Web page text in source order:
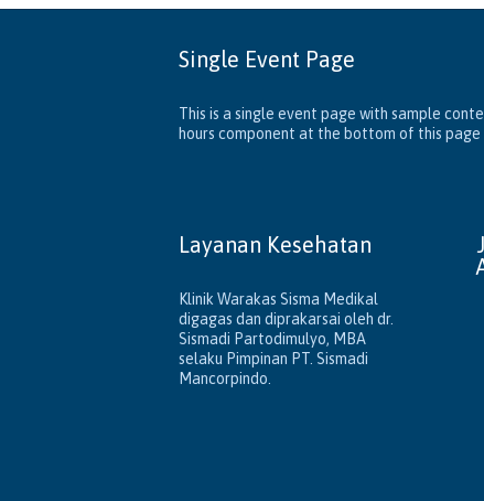
Single Event Page
This is a single event page with sample
hours component at the bottom of this
Layanan Kesehatan
Klinik Warakas Sisma Medikal
digagas dan diprakarsai oleh dr.
Sismadi Partodimulyo, MBA
selaku Pimpinan PT. Sismadi
Mancorpindo.